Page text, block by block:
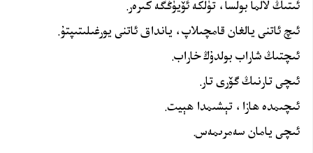
ئىتىڭ لالما بولسا، تۈلكە ئۆيۈڭگە كىرەر.
ئىچ ئاتنى يالغان قامچىلاپ، يانداق ئاتنى يورغىلىتىپتۇ.
ئىچتىڭ شاراب بولدۇڭ خاراب.
ئىچى تارنىڭ گۆرى تار.
ئىچىمدە ھازا، تېشىمدا ھېيت.
ئىچى يامان سەمرىمەس.